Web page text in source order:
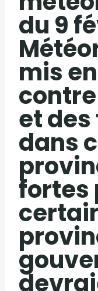
du 9
mis
et
dans
fortes